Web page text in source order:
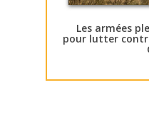
Les armées
pour lutter